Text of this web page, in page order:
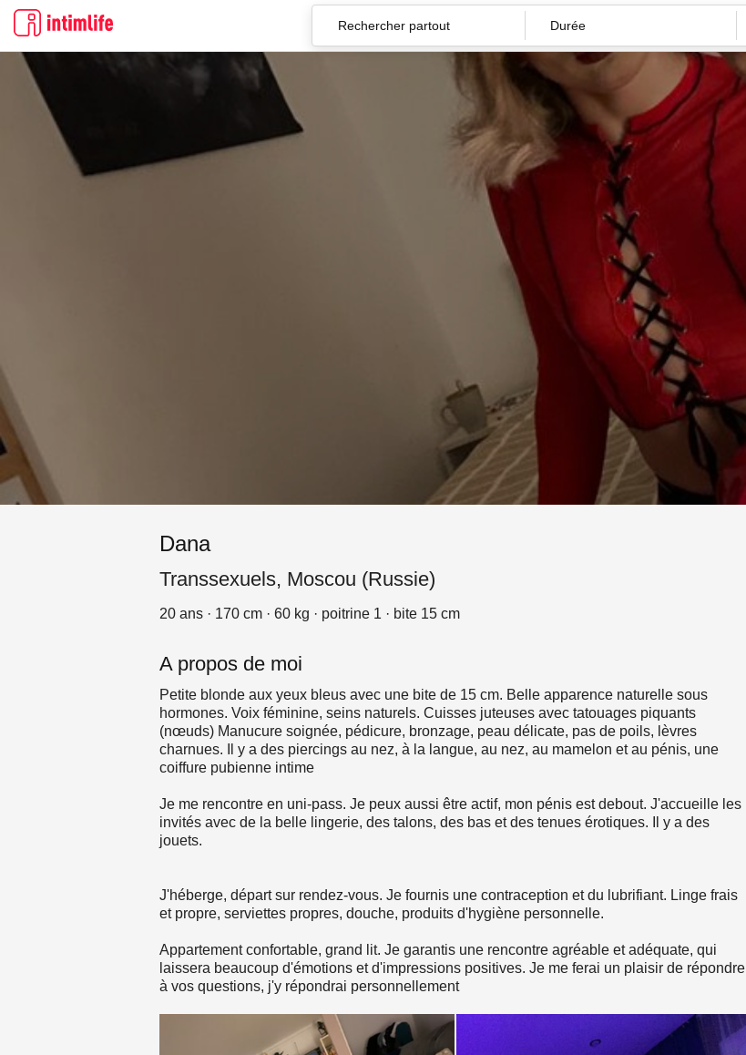
Durée
Dana
Transsexuels, Moscou (Russie)
20 ans · 170 cm · 60 kg · poitrine 1 · bite 15 cm
A propos de moi
Petite blonde aux yeux bleus avec une bite de 15 cm. Belle apparence naturelle sous
hormones. Voix féminine, seins naturels. Cuisses juteuses avec tatouages piquants
(nœuds) Manucure soignée, pédicure, bronzage, peau délicate, pas de poils, lèvres
charnues. Il y a des piercings au nez, à la langue, au nez, au mamelon et au pénis, une
coiffure pubienne intime
Je me rencontre en uni-pass. Je peux aussi être actif, mon pénis est debout. J'accueille les
invités avec de la belle lingerie, des talons, des bas et des tenues érotiques. Il y a des
jouets.
J'héberge, départ sur rendez-vous. Je fournis une contraception et du lubrifiant. Linge frais
et propre, serviettes propres, douche, produits d'hygiène personnelle.
Appartement confortable, grand lit. Je garantis une rencontre agréable et adéquate, qui
laissera beaucoup d'émotions et d'impressions positives. Je me ferai un plaisir de répondre
à vos questions, j'y répondrai personnellement